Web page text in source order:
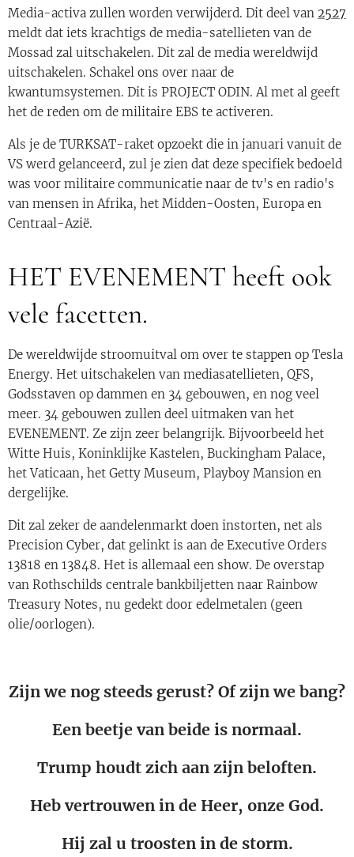
Media-activa zullen worden verwijderd. Dit deel van 2527
meldt dat iets krachtigs de media-satellieten van de
Mossad zal uitschakelen. Dit zal de media wereldwijd
uitschakelen. Schakel ons over naar de
kwantumsystemen. Dit is PROJECT ODIN. Al met al geeft
het de reden om de militaire EBS te activeren.
Als je de TURKSAT-raket opzoekt die in januari vanuit de
VS werd gelanceerd, zul je zien dat deze specifiek bedoeld
was voor militaire communicatie naar de tv's en radio's
van mensen in Afrika, het Midden-Oosten, Europa en
Centraal-Azië.
HET EVENEMENT heeft ook
vele facetten.
De wereldwijde stroomuitval om over te stappen op Tesla
Energy. Het uitschakelen van mediasatellieten, QFS,
Godsstaven op dammen en 34 gebouwen, en nog veel
meer. 34 gebouwen zullen deel uitmaken van het
EVENEMENT. Ze zijn zeer belangrijk. Bijvoorbeeld het
Witte Huis, Koninklijke Kastelen, Buckingham Palace,
het Vaticaan, het Getty Museum, Playboy Mansion en
dergelijke.
Dit zal zeker de aandelenmarkt doen instorten, net als
Precision Cyber, dat gelinkt is aan de Executive Orders
13818 en 13848. Het is allemaal een show. De overstap
van Rothschilds centrale bankbiljetten naar Rainbow
Treasury Notes, nu gedekt door edelmetalen (geen
olie/oorlogen).
Zijn we nog steeds gerust? Of zijn we bang?
Een beetje van beide is normaal.
Trump houdt zich aan zijn beloften.
Heb vertrouwen in de Heer, onze God.
Hij zal u troosten in de storm.